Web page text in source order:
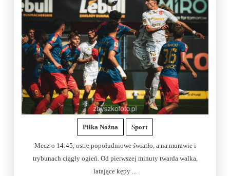
Piłka Nożna Sport
Mecz o 14:45, ostre popołudniowe światło, a na murawie i
trybunach ciągły ogień. Od pierwszej minuty twarda walka,
latające kępy ...